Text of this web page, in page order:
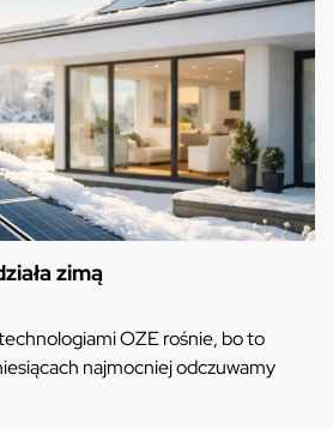
zimą
OZE rośnie, bo to
najmocniej odczuwamy